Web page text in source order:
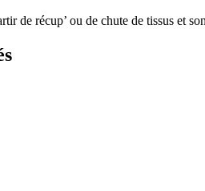
de récup’ ou de chute de tissus et